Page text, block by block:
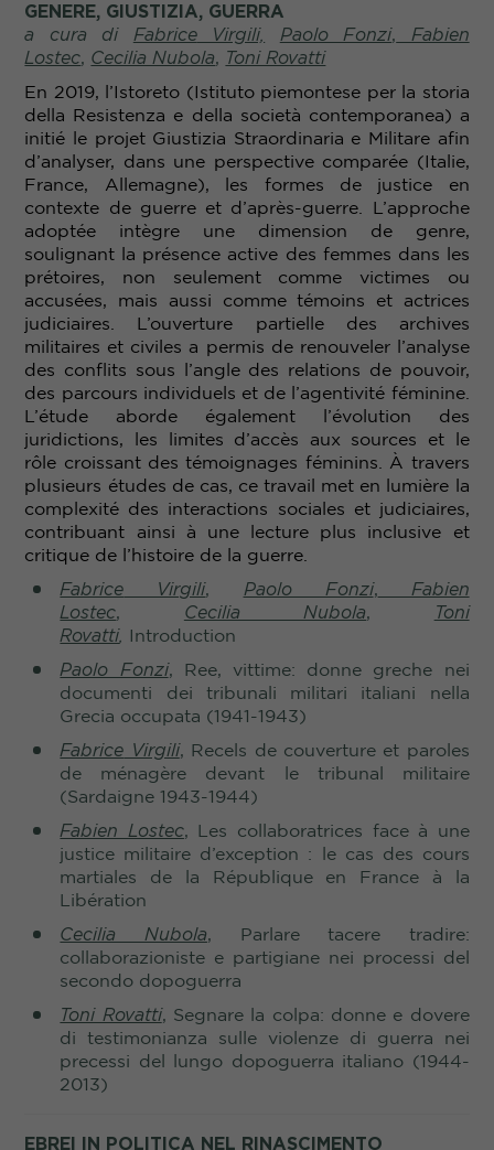
GENERE, GIUSTIZIA, GUERRA
a cura di FabriceVirgili, Paolo Fonzi, Fabien
Lostec, Cecilia Nubola, Toni Rovatti
En 2019, l’Istoreto (Istituto piemontese per la storia
della Resistenza e della società contemporanea) a
initié le projet Giustizia Straordinaria e Militare afin
d’analyser, dans une perspective comparée (Italie,
France, Allemagne), les formes de justice en
contexte de guerre et d’après-guerre. L’approche
adoptée intègre une dimension de genre,
soulignant la présence active des femmes dans les
prétoires, non seulement comme victimes ou
accusées, mais aussi comme témoins et actrices
judiciaires. L’ouverture partielle des archives
militaires et civiles a permis de renouveler l’analyse
des conflits sous l’angle des relations de pouvoir,
des parcours individuels et de l’agentivité féminine.
L’étude aborde également l’évolution des
juridictions, les limites d’accès aux sources et le
rôle croissant des témoignages féminins. À travers
plusieurs études de cas, ce travail met en lumière la
complexité des interactions sociales et judiciaires,
contribuant ainsi à une lecture plus inclusive et
critique de l’histoire de la guerre.
Fabrice Virgili, Paolo Fonzi, Fabien
Lostec, Cecilia Nubola,
Toni
Rovatti, Introduction
Paolo Fonzi, Ree, vittime: donne greche nei
documenti dei tribunali militari italiani nella
Grecia occupata (1941-1943)
Fabrice Virgili, Recels de couverture et paroles
de ménagère devant le tribunal militaire
(Sardaigne 1943-1944)
Fabien Lostec, Les collaboratrices face à une
justice militaire d’exception : le cas des cours
martiales de la République en France à la
Libération
Cecilia Nubola, Parlare tacere tradire:
collaborazioniste e partigiane nei processi del
secondo dopoguerra
Toni Rovatti, Segnare la colpa: donne e dovere
di testimonianza sulle violenze di guerra nei
precessi del lungo dopoguerra italiano (1944-
2013)
EBREI IN POLITICA NEL RINASCIMENTO